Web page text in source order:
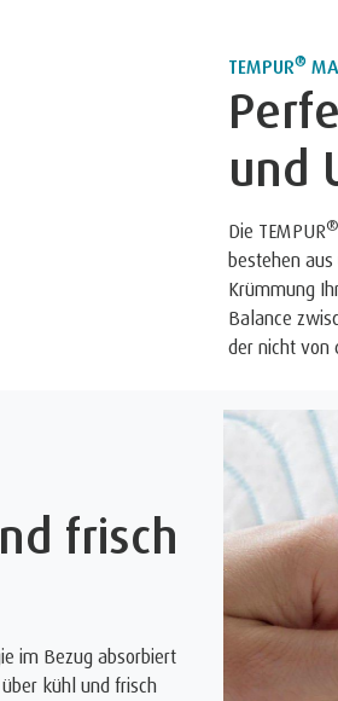
TEMPUR®
und
Die TEMPUR®
bestehen aus
Krümmung
Balance
der nicht von
frisch
im Bezug absorbiert
kühl und frisch